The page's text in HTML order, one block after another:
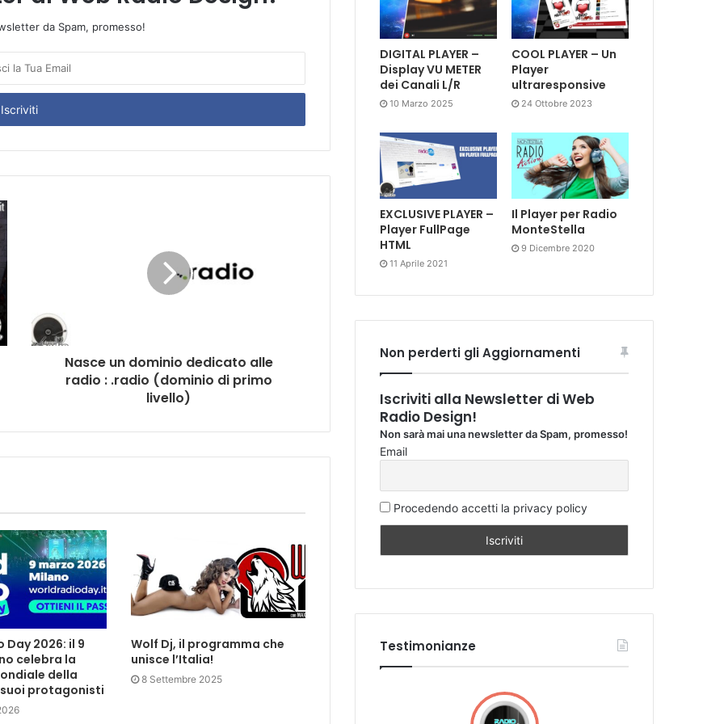
da Spam, promesso!
Nasce un dominio dedicato alle
radio : .radio (dominio di primo
livello)
Day 2026: il 9
celebra la
della
suoi protagonisti
Wolf Dj, il programma che
unisce l’Italia!
8 Settembre 2025
DIGITAL PLAYER –
Display VU METER
dei Canali L/R
10 Marzo 2025
COOL PLAYER – Un
Player
ultraresponsive
24 Ottobre 2023
EXCLUSIVE PLAYER –
Player FullPage
HTML
11 Aprile 2021
Il Player per Radio
MonteStella
9 Dicembre 2020
Non perderti gli Aggiornamenti
Iscriviti alla Newsletter di Web
Radio Design!
Non sarà mai una newsletter da Spam, promesso!
Email
Procedendo accetti la privacy policy
Testimonianze